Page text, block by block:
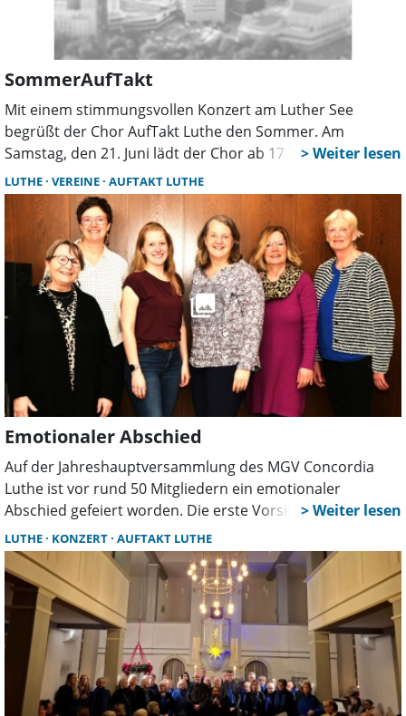
SommerAufTakt
Mit einem stimmungsvollen Konzert am Luther See
begrüßt der Chor AufTakt Luthe den Sommer. Am
Samstag, den 21. Juni lädt der Chor ab 17 Uhr auf den Hof
von Christian Stille (Seeweg 14) zu einem musikalischen
Abend unter freiem Himmel ein. Der Einlass beginnt um
16.30 Uhr, der Eintritt ist frei.
LUTHE VEREINE AUFTAKT LUTHE
Emotionaler Abschied
Auf der Jahreshauptversammlung des MGV Concordia
Luthe ist vor rund 50 Mitgliedern ein emotionaler
Abschied gefeiert worden. Die erste Vorsitzende Sigrid
Harp und die Schriftführerin Jasmina Knauer gaben ihre
Ämter weiter.
LUTHE KONZERT AUFTAKT LUTHE